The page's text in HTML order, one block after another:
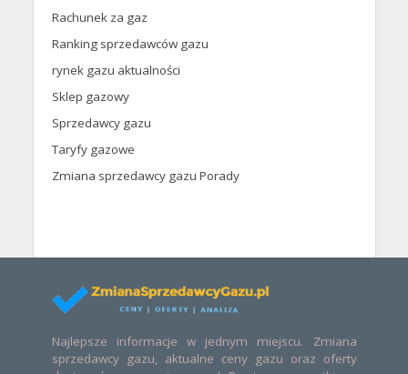
Rachunek za gaz
Ranking sprzedawców gazu
rynek gazu aktualności
Sklep gazowy
Sprzedawcy gazu
Taryfy gazowe
Zmiana sprzedawcy gazu Porady
Najlepsze informacje w jednym miejscu. Zmiana
sprzedawcy gazu, aktualne ceny gazu oraz oferty